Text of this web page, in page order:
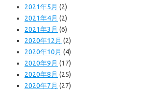
2021年5月 (2)
2021年4月 (2)
2021年3月 (6)
2020年12月 (2)
2020年10月 (4)
2020年9月 (17)
2020年8月 (25)
2020年7月 (27)